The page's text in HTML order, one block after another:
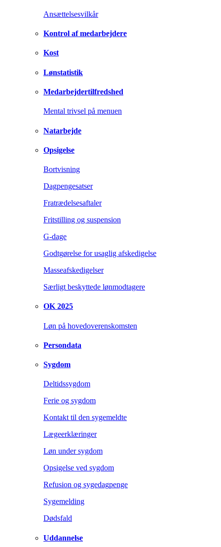
Ansættelsesvilkår
Kontrol af medarbejdere
Kost
Lønstatistik
Medarbejdertilfredshed
Mental trivsel på menuen
Natarbejde
Opsigelse
Bortvisning
Dagpengesatser
Fratrædelsesaftaler
Fritstilling og suspension
G-dage
Godtgørelse for usaglig afskedigelse
Masseafskedigelser
Særligt beskyttede lønmodtagere
OK 2025
Løn på hovedoverenskomsten
Persondata
Sygdom
Deltidssygdom
Ferie og sygdom
Kontakt til den sygemeldte
Lægeerklæringer
Løn under sygdom
Opsigelse ved sygdom
Refusion og sygedagpenge
Sygemelding
Dødsfald
Uddannelse